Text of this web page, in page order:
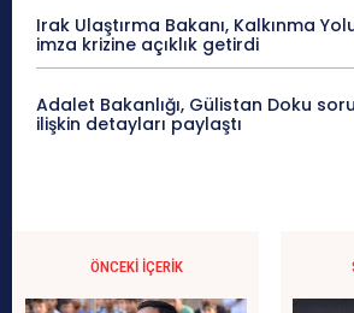
Irak Ulaştırma Bakanı, Kalkınma
imza krizine açıklık getirdi
Adalet Bakanlığı, Gülistan Doku
ilişkin detayları paylaştı
ÖNCEKI İÇERIK